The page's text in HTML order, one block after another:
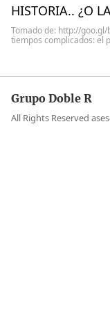
HISTORIA.. ¿O
Tomado de: http://goo.gl/
tiempos complicados: el
Grupo Doble R
All Rights Reserved